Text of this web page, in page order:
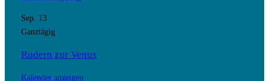
Sep. 13
Ganztägig
Rudern zur Venus
Kalender anzeigen